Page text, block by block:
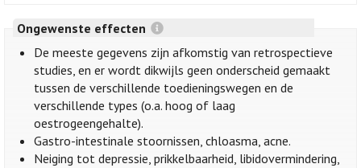
Ongewenste effecten
De meeste gegevens zijn afkomstig van retrospectieve
studies, en er wordt dikwijls geen onderscheid gemaakt
tussen de verschillende toedieningswegen en de
verschillende types (o.a. hoog of laag
oestrogeengehalte).
Gastro-intestinale stoornissen, chloasma, acne.
Neiging tot depressie, prikkelbaarheid, libidovermindering,